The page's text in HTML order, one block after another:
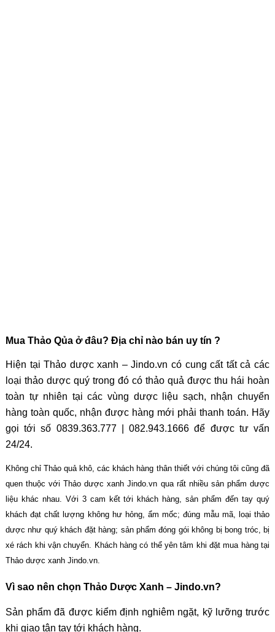
Mua Thảo Qủa ở đâu? Địa chỉ nào bán uy tín ?
Hiện tại Thảo dược xanh – Jindo.vn có cung cất tất cả các
loại thảo dược quý trong đó có thảo quả được thu hái hoàn
toàn tự nhiên tại các vùng dược liệu sạch, nhận chuyển
hàng toàn quốc, nhận được hàng mới phải thanh toán. Hãy
gọi tới số 0839.363.777 | 082.943.1666 để được tư vấn
24/24.
Không chỉ Thảo quả khô, các khách hàng thân thiết với chúng tôi cũng đã
quen thuộc với Thảo dược xanh Jindo.vn qua rất nhiều sản phẩm dược
liệu khác nhau. Với 3 cam kết tới khách hàng, sản phẩm đến tay quý
khách đạt chất lượng không hư hỏng, ẩm mốc; đúng mẫu mã, loại thảo
dược như quý khách đặt hàng; sản phẩm đóng gói không bị bong tróc, bị
xé rách khi vận chuyển. Khách hàng có thể yên tâm khi đặt mua hàng tại
Thảo dược xanh Jindo.vn.
Vì sao nên chọn Thảo Dược Xanh – Jindo.vn?
Sản phẩm đã được kiểm định nghiêm ngặt, kỹ lưỡng trước
khi giao tận tay tới khách hàng.